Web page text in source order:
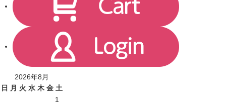
2026年8月
日
月 火 水 木 金 土
1